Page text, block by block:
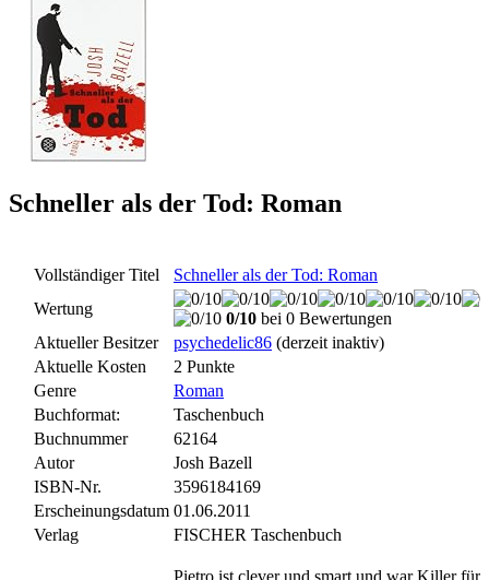
Schneller als der Tod: Roman
Vollständiger Titel
Schneller als der Tod: Roman
Wertung
0/10 bei 0 Bewertungen
Aktueller Besitzer
psychedelic86 (derzeit inaktiv)
Aktuelle Kosten
2 Punkte
Genre
Roman
Buchformat:
Taschenbuch
Buchnummer
62164
Autor
Josh Bazell
ISBN-Nr.
3596184169
Erscheinungsdatum 01.06.2011
Verlag
FISCHER Taschenbuch
Pietro ist clever und smart und war Killer für